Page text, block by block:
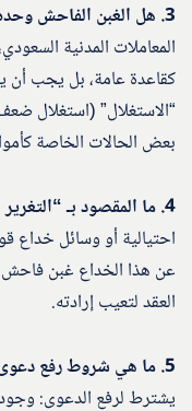
3. هل الغبن الفاحش وحده يكفي لفسخ العقد وإبطاله؟
المعاملات المدنية
كقاعدة عامة، بل يجب أن
“الاستغلال” (استغلال
بعض الحالات الخاصة
4. ما المقصود بـ “التغرير المقترن بالغبن”؟
احتيالية أو وسائل خداع
عن هذا الخداع غبن
العقد لتعيب إرادته.
5. ما هي شروط رفع دعوى الغبن الفاحش في المحاكم السعودية؟
يشترط لرفع الدعوى: